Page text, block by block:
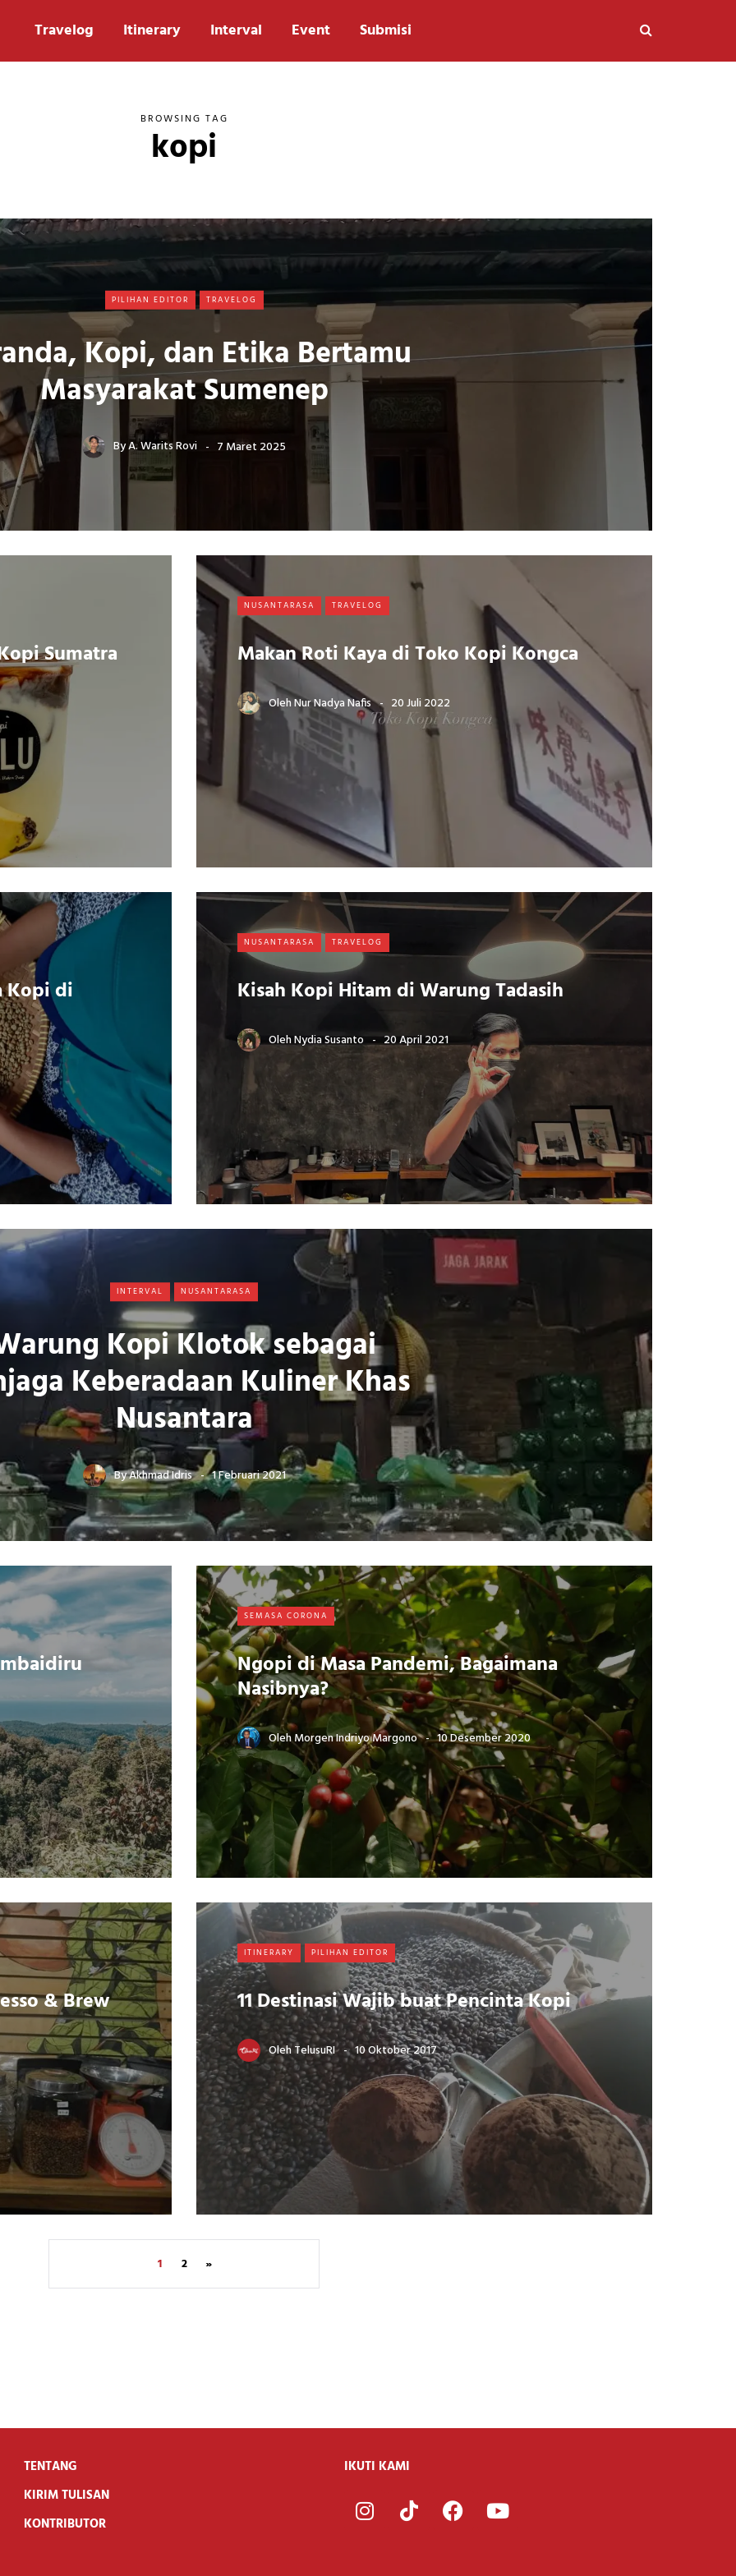
Travelog Itinerary Interval Event Submisi
BROWSING TAG
kopi
PILIHAN EDITOR TRAVELOG
Kopi, dan Etika Bertamu
Masyarakat Sumenep
ByA. Warits Rovi 7 Maret 2025
Sumatra
NUSANTARASA TRAVELOG
Makan Roti Kaya di Toko Kopi Kongca
OlehNur Nadya Nafis 20 Juli 2022
Kopi di
NUSANTARASA TRAVELOG
Kisah Kopi Hitam di Warung Tadasih
OlehNydia Susanto 20 April 2021
INTERVAL NUSANTARASA
Kopi Klotok sebagai
Keberadaan Kuliner Khas
Nusantara
ByAkhmad Idris 1 Februari 2021
SEMASA CORONA
Ngopi di Masa Pandemi, Bagaimana
Nasibnya?
OlehMorgen Indriyo Margono 10 Desember 2020
& Brew
ITINERARY PILIHAN EDITOR
11 Destinasi Wajib buat Pencinta Kopi
OlehTelusuRI 10 Oktober 2017
1 2 »
TENTANG
KIRIM TULISAN
KONTRIBUTOR
IKUTI KAMI